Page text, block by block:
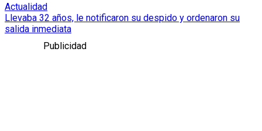
Actualidad
Llevaba 32 años, le notificaron su despido y ordenaron su
salida inmediata
Publicidad